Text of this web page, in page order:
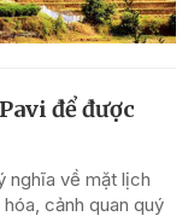
để được
nghĩa về mặt lịch
cảnh quan quý